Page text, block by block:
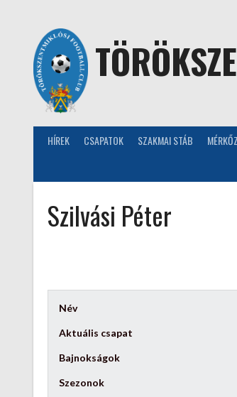
HÍREK CSAPATOK SZAKMAI STÁB
Szilvási Péter
Név
Aktuális csapat
Bajnokságok
Szezonok